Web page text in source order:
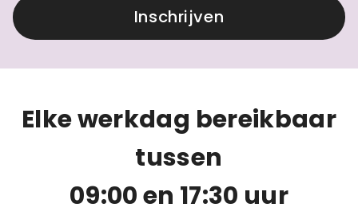
Inschrijven
Elke werkdag bereikbaar
tussen
09:00 en 17:30 uur